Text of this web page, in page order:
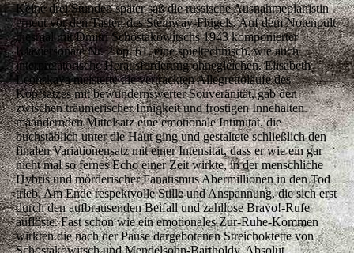
Keine drei Stunden später saß die russische Ausnahmepianistin
erneut vor den Tasten des Steinway-Flügels. Auf dem Notenpult
diesmal mit Dmitri Schostakowitschs 1943 komponierter
Klaviersonate Nr. 2 op. 61, eine spieltechnisch, wie auch
interpretatorische Herausforderung ohnegleichen. Elisabeth
Leonskaya meisterte die vertrackten Allegrettoläufe des
Kopfsatzes mit bewundernswerter Souveränität, gab den
zwischen träumerischer Innigkeit und frostigen Innehalten
mäandernden Mittelsatz eine emotionale Intimität, die
buchstäblich unter die Haut ging und gestaltete schließlich den
finalen Variationensatz mit einer Intensität, dass er wie ein gar
nicht mal so fernes Echo einer Zeit wirkte, in der menschliche
Hybris und mörderischer Fanatismus Abermillionen in den Tod
trieb. Am Ende respektvolle Stille und Anspannung, die sich erst
durch den aufbrausenden Beifall und zahllose Bravo!-Rufe
auflöste. Fast schon wie ein emotionales Zur-Ruhe-Kommen
wirkten die nach der Pause dargebotenen Streichoktette von
Schostakowitsch und Mendelsohn-Bartholdy. Absolut